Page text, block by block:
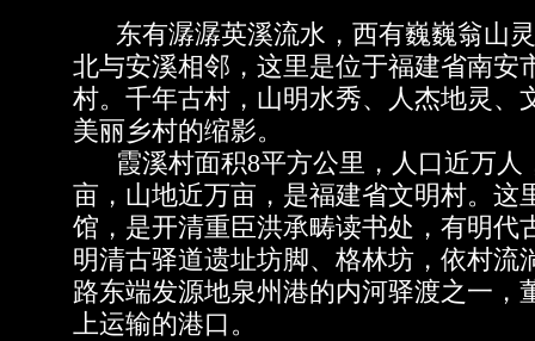
东有潺潺英溪流水，西有巍巍翁山
北与安溪相邻，这里是位于福建省南安
村。千年古村，山明水秀、人杰地灵、
美丽乡村的缩影。
霞溪村面积8平方公里，人口近万人
亩，山地近万亩，是福建省文明村。这
馆，是开清重臣洪承畴读书处，有明代
明清古驿道遗址坊脚、格林坊，依村流
路东端发源地泉州港的内河驿渡之一，
上运输的港口。